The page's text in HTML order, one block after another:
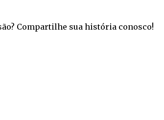
Compartilhe sua história conosco!